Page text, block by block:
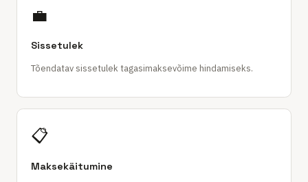
💼
Sissetulek
Tõendatav sissetulek tagasimaksevõime hindamiseks.
📋
Maksekäitumine